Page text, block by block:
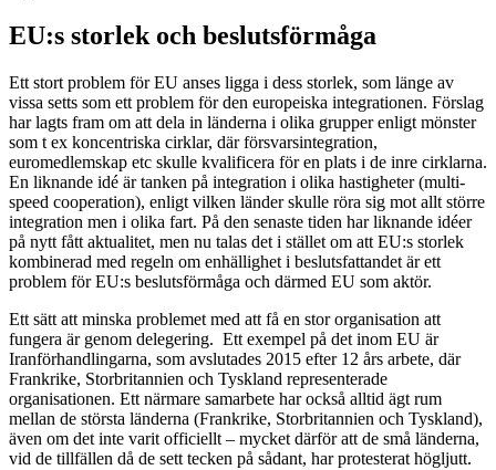
EU:s storlek och beslutsförmåga
Ett stort problem för EU anses ligga i dess storlek, som länge av
vissa setts som ett problem för den europeiska integrationen. Förslag
har lagts fram om att dela in länderna i olika grupper enligt mönster
som t ex koncentriska cirklar, där försvarsintegration,
euromedlemskap etc skulle kvalificera för en plats i de inre cirklarna.
En liknande idé är tanken på integration i olika hastigheter (multi-
speed cooperation), enligt vilken länder skulle röra sig mot allt större
integration men i olika fart. På den senaste tiden har liknande idéer
på nytt fått aktualitet, men nu talas det i stället om att EU:s storlek
kombinerad med regeln om enhällighet i beslutsfattandet är ett
problem för EU:s beslutsförmåga och därmed EU som aktör.
Ett sätt att minska problemet med att få en stor organisation att
fungera är genom delegering. Ett exempel på det inom EU är
Iranförhandlingarna, som avslutades 2015 efter 12 års arbete, där
Frankrike, Storbritannien och Tyskland representerade
organisationen. Ett närmare samarbete har också alltid ägt rum
mellan de största länderna (Frankrike, Storbritannien och Tyskland),
även om det inte varit officiellt – mycket därför att de små länderna,
vid de tillfällen då de sett tecken på sådant, har protesterat högljutt.